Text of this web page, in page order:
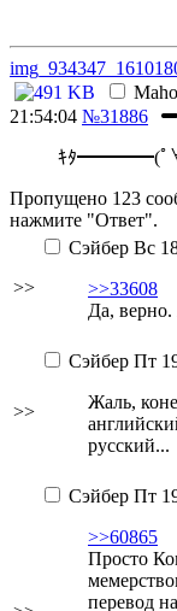
21:54:04 №31886
ｷﾀ━━━━(
Пропущено 123
нажмите "Ответ".
>>
Сэйбер Вс
>>33608
Да,
>>
Сэйбер Пт
Жаль,
русский...
Сэйбер Пт
>>60865
Просто
перевод